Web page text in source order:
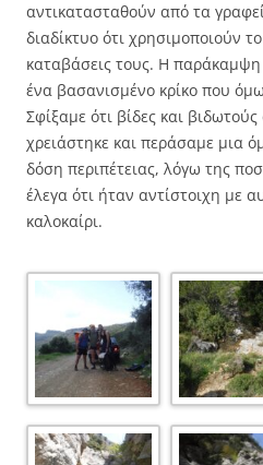
αντικατασταθούν από τα
διαδίκτυο ότι χρησιμοποιούν
καταβάσεις τους. Η παράκαμψη
ένα βασανισμένο κρίκο που
Σφίξαμε ότι βίδες και
χρειάστηκε και περάσαμε μια
δόση περιπέτειας, λόγω της
έλεγα ότι ήταν αντίστοιχη με
καλοκαίρι.